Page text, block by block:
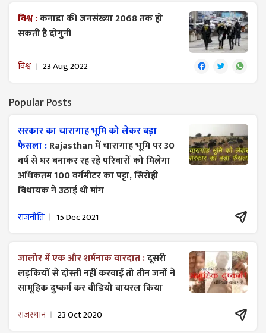
विश्व :कनाडा की जनसंख्या 2068 तक हो
सकती है दोगुनी
विश्व 23 Aug 2022
Popular Posts
सरकार का चारागाह भूमि को लेकर बड़ा
फैसला :Rajasthan में चारागाह भूमि पर 30
वर्ष से घर बनाकर रह रहे परिवारों को मिलेगा
अधिकतम 100 वर्गमीटर का पट्टा, सिरोही
विधायक ने उठाई थी मांग
राजनीति 15 Dec 2021
जालोर में एक और शर्मनाक वारदात :दूसरी
लड़कियों से दोस्ती नहीं करवाई तो तीन जनों ने
सामूहिक दुष्कर्म कर वीडियो वायरल किया
राजस्थान 23 Oct 2020